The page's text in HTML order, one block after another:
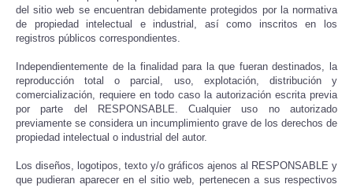
del sitio web se encuentran debidamente protegidos por la normativa
de propiedad intelectual e industrial, así como inscritos en los
registros públicos correspondientes.
Independientemente de la finalidad para la que fueran destinados, la
reproducción total o parcial, uso, explotación, distribución y
comercialización, requiere en todo caso la autorización escrita previa
por parte del RESPONSABLE. Cualquier uso no autorizado
previamente se considera un incumplimiento grave de los derechos de
propiedad intelectual o industrial del autor.
Los diseños, logotipos, texto y/o gráficos ajenos al RESPONSABLE y
que pudieran aparecer en el sitio web, pertenecen a sus respectivos